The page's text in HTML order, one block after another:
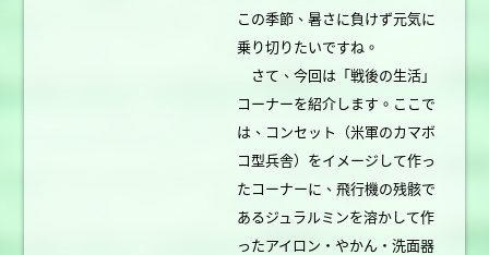
この季節、暑さに負けず元気に
乗り切りたいですね。
さて、今回は「戦後の生活」
コーナーを紹介します。ここで
は、コンセット（米軍のカマボ
コ型兵舎）をイメージして作っ
たコーナーに、飛行機の残骸で
あるジュラルミンを溶かして作
ったアイロン・やかん・洗面器